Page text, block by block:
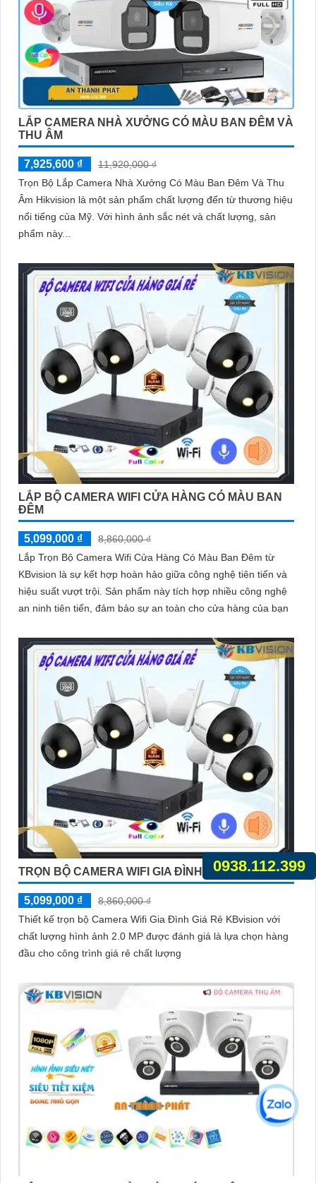
LẮP CAMERA NHÀ XƯỞNG CÓ MÀU BAN ĐÊM VÀ
THU ÂM
7,925,600 ₫
11,920,000 ₫
Trọn Bộ Lắp Camera Nhà Xưởng Có Màu Ban Đêm Và Thu
Âm Hikvision là một sản phẩm chất lượng đến từ thương hiệu
nổi tiếng của Mỹ. Với hình ảnh sắc nét và chất lượng, sản
phẩm này...
LẮP BỘ CAMERA WIFI CỬA HÀNG CÓ MÀU BAN
ĐÊM
5,099,000 ₫
8,860,000 ₫
Lắp Trọn Bộ Camera Wifi Cửa Hàng Có Màu Ban Đêm từ
KBvision là sự kết hợp hoàn hảo giữa công nghệ tiên tiến và
hiệu suất vượt trội. Sản phẩm này tích hợp nhiều công nghệ
an ninh tiên tiến, đảm bảo sự an toàn cho cửa hàng của bạn
TRỌN BỘ CAMERA WIFI GIA ĐÌNH GIÁ RẺ
5,099,000 ₫
8,860,000 ₫
Thiết kế trọn bộ Camera Wifi Gia Đình Giá Rẻ KBvision với
chất lượng hình ảnh 2.0 MP được đánh giá là lựa chọn hàng
đầu cho công trình giá rẻ chất lượng
0938.112.399